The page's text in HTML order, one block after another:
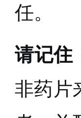
任。
请记住
非药片